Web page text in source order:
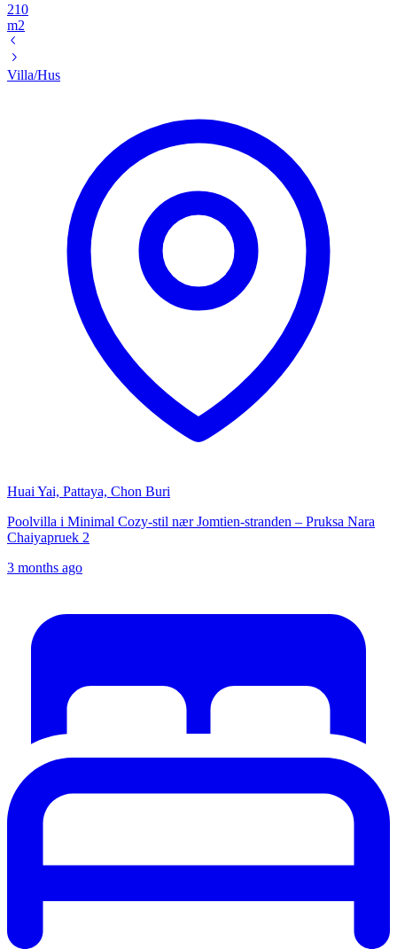
210
m2
Villa/Hus
Huai Yai, Pattaya, Chon Buri
Poolvilla i Minimal Cozy-stil nær Jomtien-stranden – Pruksa Nara
Chaiyapruek 2
3 months ago